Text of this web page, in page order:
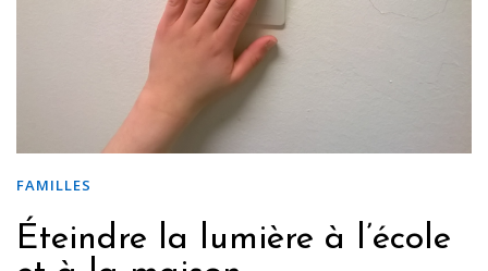
FAMILLES
Éteindre la lumière à l’école